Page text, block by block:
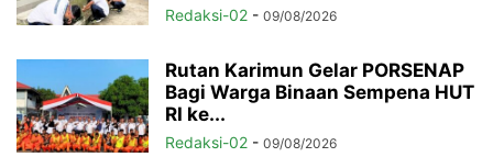
Redaksi-02 - 09/08/2026
Rutan Karimun Gelar PORSENAP
Bagi Warga Binaan Sempena HUT
RI ke...
Redaksi-02 - 09/08/2026